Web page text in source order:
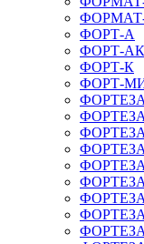
ФОРТ-А
ФОРТ-АК
ФОРТ-К
ФОРТ-